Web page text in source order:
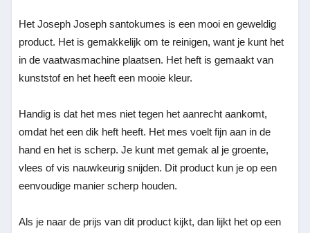
Het Joseph Joseph santokumes is een mooi en geweldig
product. Het is gemakkelijk om te reinigen, want je kunt het
in de vaatwasmachine plaatsen. Het heft is gemaakt van
kunststof en het heeft een mooie kleur.
Handig is dat het mes niet tegen het aanrecht aankomt,
omdat het een dik heft heeft. Het mes voelt fijn aan in de
hand en het is scherp. Je kunt met gemak al je groente,
vlees of vis nauwkeurig snijden. Dit product kun je op een
eenvoudige manier scherp houden.
Als je naar de prijs van dit product kijkt, dan lijkt het op een